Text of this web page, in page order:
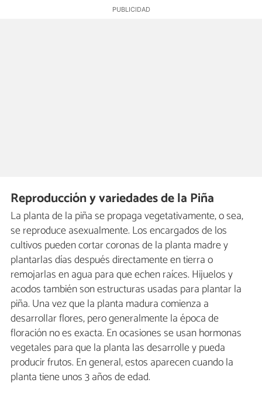
Reproducción y variedades de la Piña
La planta de la piña se propaga vegetativamente, o sea,
se reproduce asexualmente. Los encargados de los
cultivos pueden cortar coronas de la planta madre y
plantarlas días después directamente en tierra o
remojarlas en agua para que echen raíces. Hijuelos y
acodos también son estructuras usadas para plantar la
piña. Una vez que la planta madura comienza a
desarrollar flores, pero generalmente la época de
floración no es exacta. En ocasiones se usan hormonas
vegetales para que la planta las desarrolle y pueda
producir frutos. En general, estos aparecen cuando la
planta tiene unos 3 años de edad.